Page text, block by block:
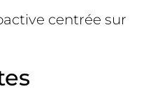
centrée sur